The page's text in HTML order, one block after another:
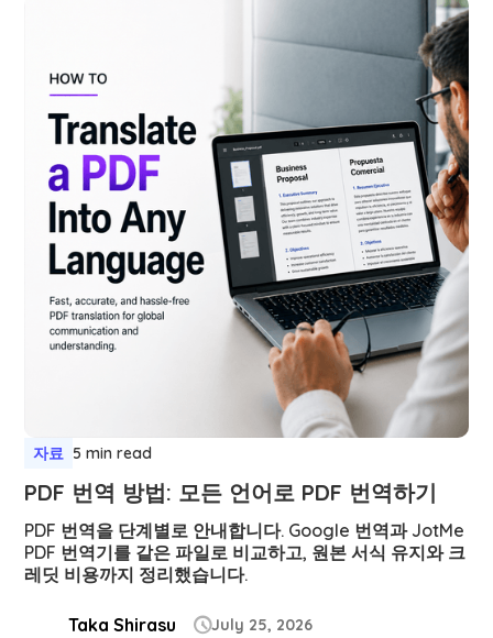
자료 5 min read
PDF 번역 방법: 모든 언어로 PDF 번역하기
PDF 번역을 단계별로 안내합니다. Google 번역과 JotMe
PDF 번역기를 같은 파일로 비교하고, 원본 서식 유지와 크
레딧 비용까지 정리했습니다.
Taka Shirasu July 25, 2026